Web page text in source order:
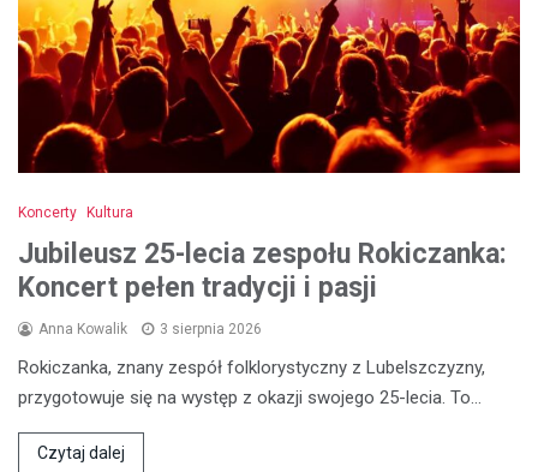
Koncerty Kultura
Jubileusz 25-lecia zespołu Rokiczanka:
Koncert pełen tradycji i pasji
Anna Kowalik 3 sierpnia 2026
Rokiczanka, znany zespół folklorystyczny z Lubelszczyzny,
przygotowuje się na występ z okazji swojego 25-lecia. To…
Czytaj dalej